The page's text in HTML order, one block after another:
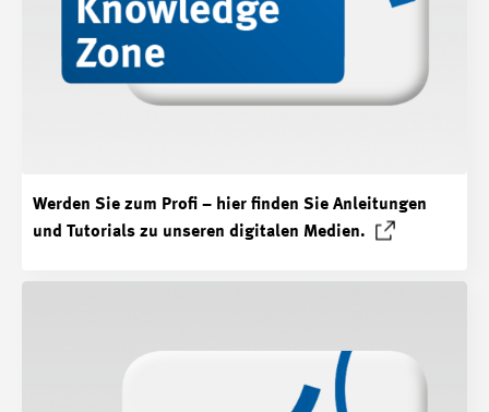
Werden Sie zum Profi – hier finden Sie Anleitungen
und Tutorials zu unseren digitalen Medien.